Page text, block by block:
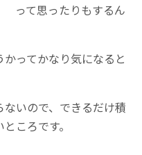
って思ったりもするん
ってかなり気になると
いので、できるだけ積
ころです。